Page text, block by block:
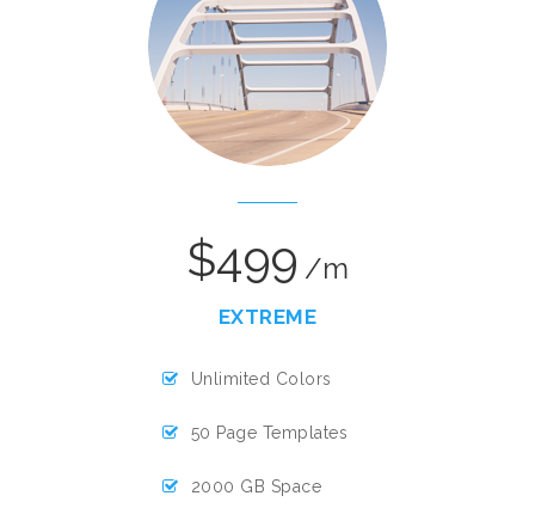
$499 /m
EXTREME
Unlimited Colors
50 Page Templates
2000 GB Space